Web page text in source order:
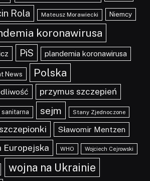
Rola Mateusz Morawiecki Niemcy
koronawirusa
PiS plandemia koronawirusa
News Polska
przymus szczepień
sejm Stany Zjednoczone
Sławomir Mentzen
Europejska WHO Wojciech Cejrowski
wojna na Ukrainie